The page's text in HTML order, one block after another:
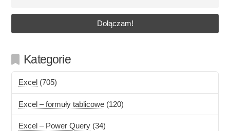
Kategorie
Excel (705)
Excel – formuły tablicowe (120)
Excel – Power Query (34)